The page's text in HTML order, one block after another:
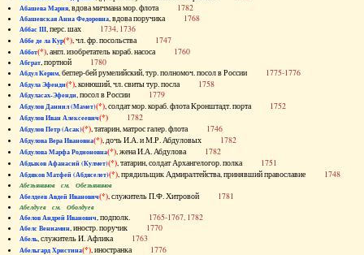
Абашева Мария, вдова мичмана мор. флота 1782
Абашевская Анна Федоровна, вдова поручика 1768
Аббас III, перс. шах 1734, 1736
Аббе де ла Кур(*), чл. фр. посольства 1747
Аббот(*), англ. изобретатель кораб. насоса 1760
Абграт, портной 1780
Абдул Керим, беглер-бей румелийский, тур. полномоч. посол в России 1775-1776
Абдула Эфенди(*), конюший, чл. свиты тур. посла 1758
Абдуласах-Эфенди, посол в России 1779
Абдулов Даниил (Мамет)(*), солдат мор. кораб. флота Кронштадт. порта 1752
Абдулов Иван Алексеевич(*) 1782
Абдулов Петр (Асак)(*), татарин, матрос галер. флота 1746
Абдулова Вера Ивановна(*), дочь И.А. и М.Р. Абдуловых 1782
Абдулова Марфа Родионовна(*), жена И.А. Абдулова 1782
Абдыков Афанасий (Кулмет)(*), татарин, солдат Архангелогор. полка 1751
Абдяков Матфей (Абдяселет)(*), прядильщик Адмиралтейства, принявший православие 1748
Абезьянинов см. Обезьянинов
Абелдеев Авдей Иванович(*), служитель П.Ф. Хитровой 1781
Абелдуев см. Оболдуев
Абелов Андрей Иванович, подполк. 1765-1767, 1782
Абелс Вениамин, иностр. поручик 1770
Абель, служитель И. Афлика 1763
Абельгард Христина(*), иностранка 1776